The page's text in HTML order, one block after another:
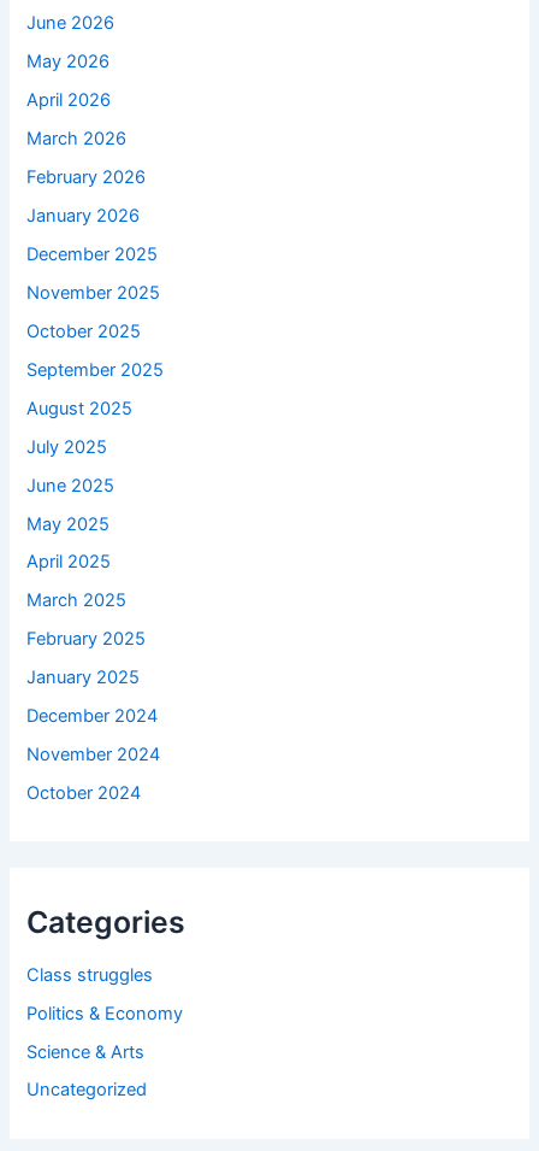
June 2026
May 2026
April 2026
March 2026
February 2026
January 2026
December 2025
November 2025
October 2025
September 2025
August 2025
July 2025
June 2025
May 2025
April 2025
March 2025
February 2025
January 2025
December 2024
November 2024
October 2024
Categories
Class struggles
Politics & Economy
Science & Arts
Uncategorized